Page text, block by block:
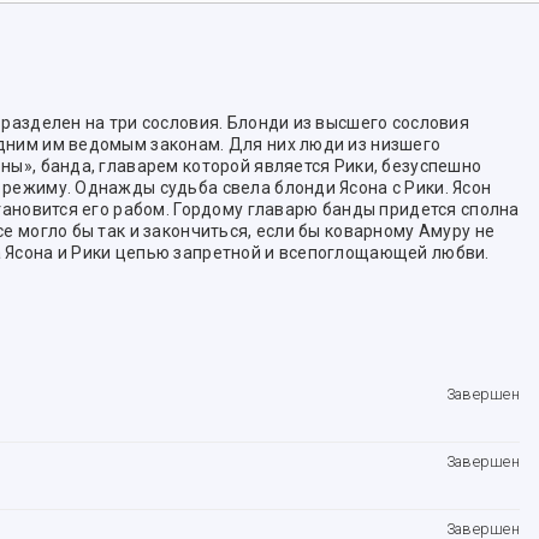
на три сословия. Блонди из высшего сословия
им ведомым законам. Для них люди из низшего
банда, главарем которой является Рики, безуспешно
режиму. Однажды судьба свела блонди Ясона с Рики. Ясон
его рабом. Гордому главарю банды придется сполна
могло бы так и закончиться, если бы коварному Амуру не
и Рики цепью запретной и всепоглощающей любви.
Завершен
Завершен
Завершен